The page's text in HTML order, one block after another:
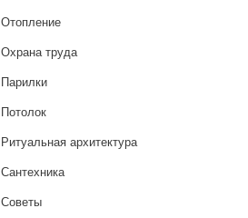
Отопление
Охрана труда
Парилки
Потолок
Ритуальная архитектура
Сантехника
Советы